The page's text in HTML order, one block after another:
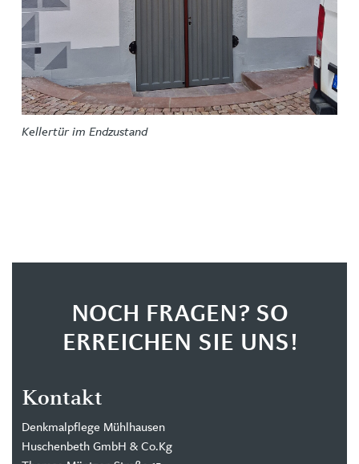
Kellertür im Endzustand
NOCH FRAGEN? SO
ERREICHEN SIE UNS!
Kontakt
Denkmalpflege Mühlhausen
Huschenbeth GmbH & Co.Kg